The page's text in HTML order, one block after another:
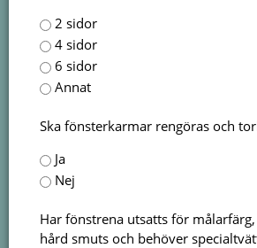
2 sidor
4 sidor
6 sidor
Annat
Ska fönsterkarmar rengöras och
Ja
Nej
Har fönstrena utsatts för
hård smuts och behöver